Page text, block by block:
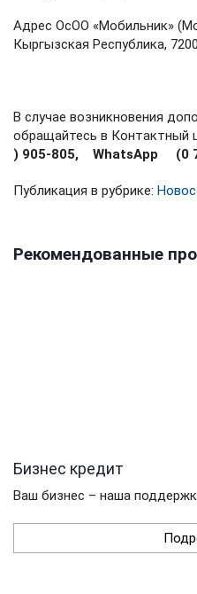
Адрес ОсОО «Мобильник»
Кыргызская Республика,
В случае возникновения
обращайтесь в Контактный
) 905-805,
WhatsApp (0
Публикация в рубрике:
Рекомендованные
Бизнес кредит
Ваш бизнес – наша